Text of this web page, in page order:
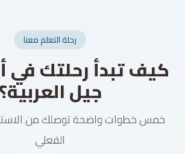
رحلة التعلم معنا
كيف تبدأ رحلتك في
جيل العربية؟
خمس خطوات واضحة توصلك من
الفعلي